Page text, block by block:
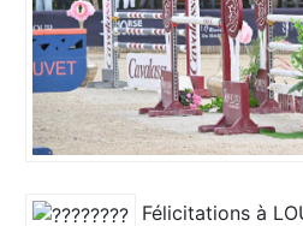
Félicitations à